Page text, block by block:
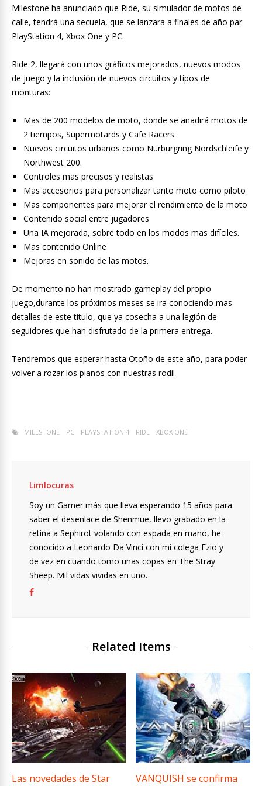
b
o
o
k
er s
A
p
p
gr
a
m
l y
Li
k
Milestone ha anunciado que Ride, su simulador de motos de
calle, tendrá una secuela, que se lanzara a finales de año par
PlayStation 4, Xbox One y PC.
Ride 2, llegará con unos gráficos mejorados, nuevos modos
de juego y la inclusión de nuevos circuitos y tipos de
monturas:
Mas de 200 modelos de moto, donde se añadirá motos de
2 tiempos, Supermotards y Cafe Racers.
Nuevos circuitos urbanos como Nürburgring Nordschleife y
Northwest 200.
Controles mas precisos y realistas
Mas accesorios para personalizar tanto moto como piloto
Mas componentes para mejorar el rendimiento de la moto
Contenido social entre jugadores
Una IA mejorada, sobre todo en los modos mas difíciles.
Mas contenido Online
Mejoras en sonido de las motos.
De momento no han mostrado gameplay del propio
juego,durante los próximos meses se ira conociendo mas
detalles de este titulo, que ya cosecha a una legión de
seguidores que han disfrutado de la primera entrega.
Tendremos que esperar hasta Otoño de este año, para poder
volver a rozar los pianos con nuestras rodil
MILESTONE PC PLAYSTATION 4 RIDE XBOX ONE
Limlocuras
Soy un Gamer más que lleva esperando 15 años para
saber el desenlace de Shenmue, llevo grabado en la
retina a Sephirot volando con espada en mano, he
conocido a Leonardo Da Vinci con mi colega Ezio y
de vez en cuando tomo unas copas en The Stray
Sheep. Mil vidas vividas en uno.
Related Items
Las novedades de Star
VANQUISH se confirma